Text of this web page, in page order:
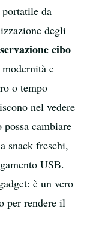
da
degli
cibo
e
o tempo
nel vedere
cambiare
snack freschi,
USB.
è un vero
per rendere il